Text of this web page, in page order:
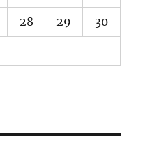
28 29 30